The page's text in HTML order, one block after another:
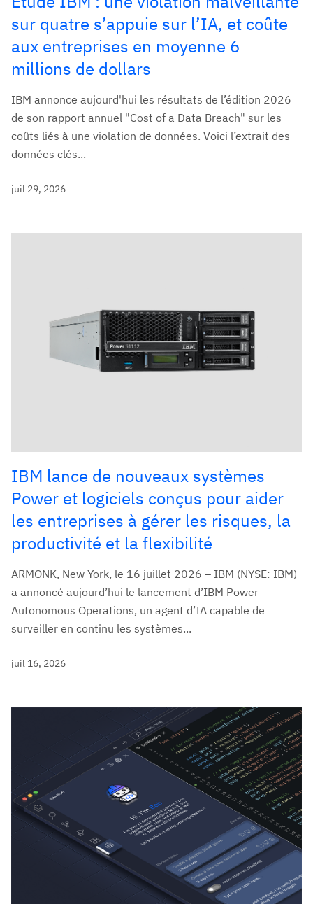
sur quatre s’appuie sur l’IA, et coûte
aux entreprises en moyenne 6
millions de dollars
IBM annonce aujourd'hui les résultats de l’édition 2026
de son rapport annuel "Cost of a Data Breach" sur les
coûts liés à une violation de données. Voici l’extrait des
données clés...
juil 29, 2026
IBM lance de nouveaux systèmes
Power et logiciels conçus pour aider
les entreprises à gérer les risques, la
productivité et la flexibilité
ARMONK, New York, le 16 juillet 2026 – IBM (NYSE: IBM)
a annoncé aujourd’hui le lancement d’IBM Power
Autonomous Operations, un agent d’IA capable de
surveiller en continu les systèmes...
juil 16, 2026